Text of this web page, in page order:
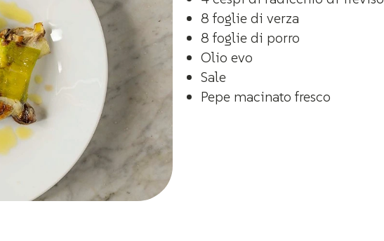
8 foglie di verza
8 foglie di porro
Olio evo
Sale
Pepe macinato fresco